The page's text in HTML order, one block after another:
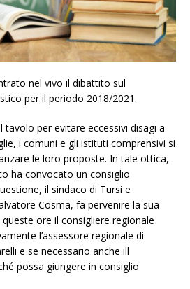
nel vivo il dibattito sul
per il periodo 2018/2021.
per evitare eccessivi disagi a
i comuni e gli istituti comprensivi si
le loro proposte. In tale ottica,
ha convocato un consiglio
il sindaco di Tursi e
Cosma, fa pervenire la sua
ore il consigliere regionale
l’assessore regionale di
e se necessario anche ill
possa giungere in consiglio